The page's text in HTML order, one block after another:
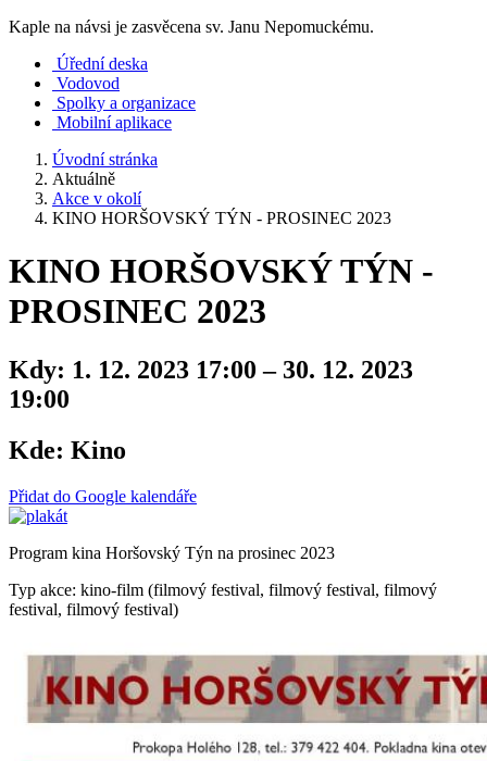
Kaple na návsi je zasvěcena sv. Janu Nepomuckému.
Úřední deska
Vodovod
Spolky a organizace
Mobilní aplikace
Úvodní stránka
Aktuálně
Akce v okolí
KINO HORŠOVSKÝ TÝN - PROSINEC 2023
KINO HORŠOVSKÝ TÝN -
PROSINEC 2023
Kdy: 1. 12. 2023 17:00 – 30. 12. 2023
19:00
Kde: Kino
Přidat do Google kalendáře
Program kina Horšovský Týn na prosinec 2023
Typ akce: kino-film (filmový festival, filmový festival, filmový
festival, filmový festival)